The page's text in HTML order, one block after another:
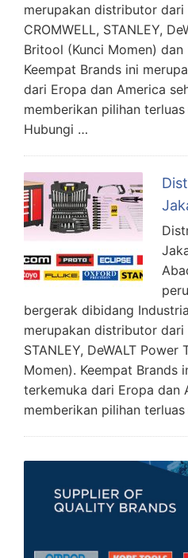
merupakan distributor dari
CROMWELL, STANLEY,
Britool (Kunci Momen) dan
Keempat Brands ini
dari Eropa dan America
memberikan pilihan
Hubungi …
bergerak dibidang
merupakan distributor dari
STANLEY, DeWALT
Momen). Keempat Brands
terkemuka dari Eropa dan
memberikan pilihan